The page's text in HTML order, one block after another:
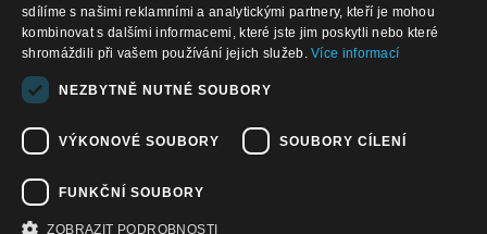
+420732122225
obchod@baterie-nabijecka.cz
Navigace
Úvodní strana
sdílíme s našimi reklamními a analytickými partnery, kteří je mohou
kombinovat s dalšími informacemi, které jste jim poskytli nebo které
shromáždili při vašem používání jejich služeb.Více informací
NEZBYTNĚ NUTNÉ SOUBORY
VÝKONOVÉ SOUBORY SOUBORY CÍLENÍ
FUNKČNÍ SOUBORY
ZOBRAZIT PODROBNOSTI